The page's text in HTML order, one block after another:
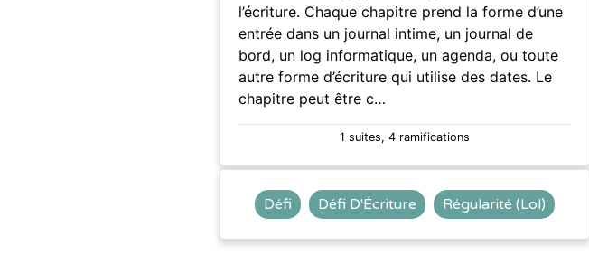
l’écriture. Chaque chapitre prend la forme d’une
entrée dans un journal intime, un journal de
bord, un log informatique, un agenda, ou toute
autre forme d’écriture qui utilise des dates. Le
chapitre peut être c…
1 suites, 4 ramifications
Défi Défi D'Écriture Régularité (Lol)